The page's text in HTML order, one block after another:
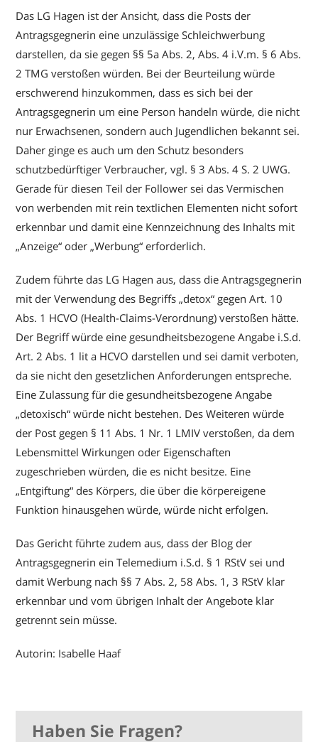
Das LG Hagen ist der Ansicht, dass die Posts der
Antragsgegnerin eine unzulässige Schleichwerbung
darstellen, da sie gegen §§ 5a Abs. 2, Abs. 4 i.V.m. § 6 Abs.
2 TMG verstoßen würden. Bei der Beurteilung würde
erschwerend hinzukommen, dass es sich bei der
Antragsgegnerin um eine Person handeln würde, die nicht
nur Erwachsenen, sondern auch Jugendlichen bekannt sei.
Daher ginge es auch um den Schutz besonders
schutzbedürftiger Verbraucher, vgl. § 3 Abs. 4 S. 2 UWG.
Gerade für diesen Teil der Follower sei das Vermischen
von werbenden mit rein textlichen Elementen nicht sofort
erkennbar und damit eine Kennzeichnung des Inhalts mit
„Anzeige“ oder „Werbung“ erforderlich.
Zudem führte das LG Hagen aus, dass die Antragsgegnerin
mit der Verwendung des Begriffs „detox“ gegen Art. 10
Abs. 1 HCVO (Health-Claims-Verordnung) verstoßen hätte.
Der Begriff würde eine gesundheitsbezogene Angabe i.S.d.
Art. 2 Abs. 1 lit a HCVO darstellen und sei damit verboten,
da sie nicht den gesetzlichen Anforderungen entspreche.
Eine Zulassung für die gesundheitsbezogene Angabe
„detoxisch“ würde nicht bestehen. Des Weiteren würde
der Post gegen § 11 Abs. 1 Nr. 1 LMIV verstoßen, da dem
Lebensmittel Wirkungen oder Eigenschaften
zugeschrieben würden, die es nicht besitze. Eine
„Entgiftung“ des Körpers, die über die körpereigene
Funktion hinausgehen würde, würde nicht erfolgen.
Das Gericht führte zudem aus, dass der Blog der
Antragsgegnerin ein Telemedium i.S.d. § 1 RStV sei und
damit Werbung nach §§ 7 Abs. 2, 58 Abs. 1, 3 RStV klar
erkennbar und vom übrigen Inhalt der Angebote klar
getrennt sein müsse.
Autorin: Isabelle Haaf
Haben Sie Fragen?